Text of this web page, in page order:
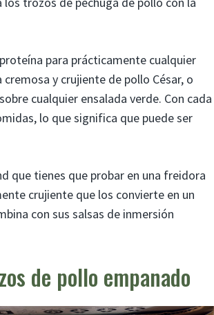
para prácticamente cualquier
y crujiente de pollo César, o
cualquier ensalada verde. Con cada
lo que significa que puede ser
que tienes que probar en una freidora
crujiente que los convierte en un
con sus salsas de inmersión
de pollo empanado